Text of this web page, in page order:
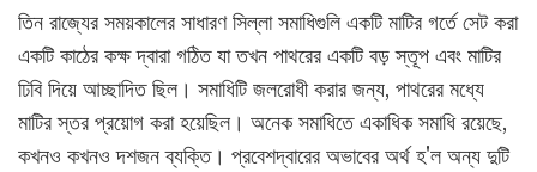
তিন রাজ্যের সময়কালের সাধারণ সিল্লা সমাধিগুলি একটি মাটির গর্তে সেট করা
একটি কাঠের কক্ষ দ্বারা গঠিত যা তখন পাথরের একটি বড় স্তূপ এবং মাটির
ঢিবি দিয়ে আচ্ছাদিত ছিল। সমাধিটি জলরোধী করার জন্য, পাথরের মধ্যে
মাটির স্তর প্রয়োগ করা হয়েছিল। অনেক সমাধিতে একাধিক সমাধি রয়েছে,
কখনও কখনও দশজন ব্যক্তি। প্রবেশদ্বারের অভাবের অর্থ হ'ল অন্য দুটি